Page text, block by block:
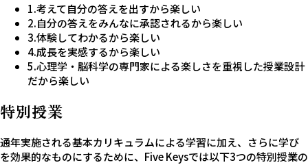
1.考えて自分の答えを出すから楽しい
2.自分の答えをみんなに承認されるから楽しい
3.体験してわかるから楽しい
4.成長を実感するから楽しい
5.心理学・脳科学の専門家による楽しさを重視した授業設計
だから楽しい
特別授業
通年実施される基本カリキュラムによる学習に加え、 さらに学び
を効果的なものにするために、Five Keysでは以下3つの特別授業の